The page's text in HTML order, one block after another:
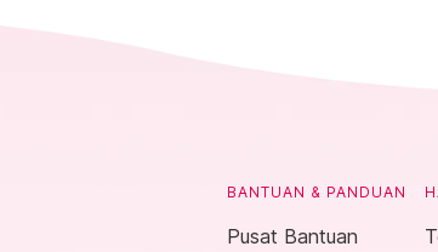
BANTUAN & PANDUAN
Pusat Bantuan